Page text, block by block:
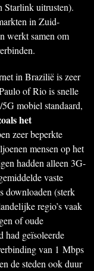
Starlink uitrusten).
in Zuid-
werkt samen om
in Brazilië is zeer
of Rio is snelle
mobiel standaard,
het
zeer beperkte
mensen op het
hadden alleen 3G-
vaste
downloaden (sterk
regio’s vaak
of oude
had geïsoleerde
van 1 Mbps
de steden ook duur